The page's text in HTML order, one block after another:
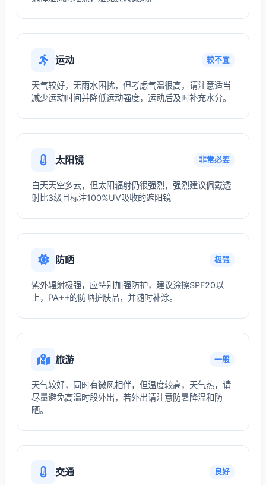
运动 较不宜
天气较好，无雨水困扰，但考虑气温很高，请注意适当
减少运动时间并降低运动强度，运动后及时补充水分。
太阳镜 非常必要
白天天空多云，但太阳辐射仍很强烈，强烈建议佩戴透
射比3级且标注100%UV吸收的遮阳镜
防晒 极强
紫外辐射极强，应特别加强防护，建议涂擦SPF20以
上，PA++的防晒护肤品，并随时补涂。
旅游 一般
天气较好，同时有微风相伴，但温度较高，天气热，请
尽量避免高温时段外出，若外出请注意防暑降温和防
晒。
交通 良好